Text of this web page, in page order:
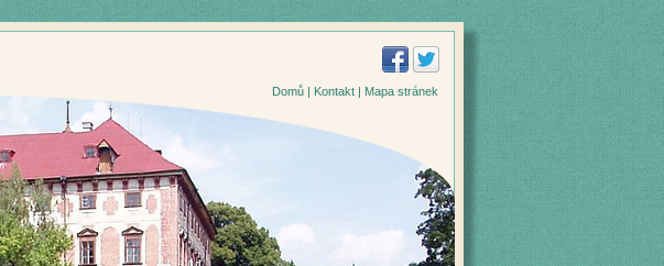
Domů | Kontakt | Mapa stránek